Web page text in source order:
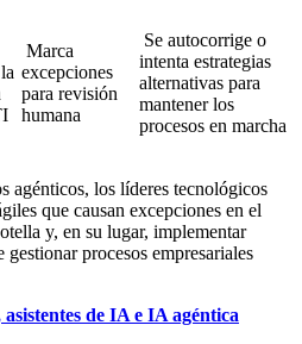
Marca
excepciones
para revisión
humana
Se autocorrige o
intenta estrategias
alternativas para
mantener los
procesos en marcha
agénticos, los líderes tecnológicos
que causan excepciones en el
y, en su lugar, implementar
gestionar procesos empresariales
de IA e IA agéntica